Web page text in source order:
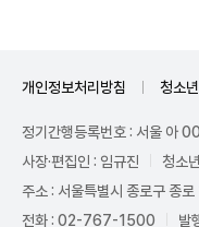
개인정보처리방침 청소
정기간행등록번호 : 서울 아
사장·편집인 : 임규진
청소
주소 : 서울특별시 종로구 종
전화 : 02-767-1500
발